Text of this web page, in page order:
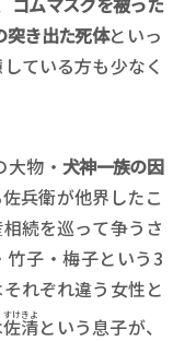
突き出た死体といっ
ている方も少なく
物・ 犬神一族の因
兵衛が他界したこ
続を巡って争うさ
竹子・梅子という3
れぞれ違う女性と
佐清
すけきよ という息子が、